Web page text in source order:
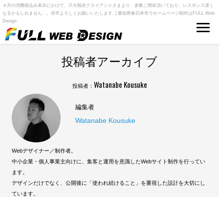
４月の消費税込み表示にかけて、只今既存クライアントさまより、多数ご用命頂いており、レスポンス遅く
なるかもしれません、。何卒よろしくお願いいたします. | 愛知県春日井市でホームページ制作はFULL Web
Design
投稿者アーカイブ
投稿者： Watanabe Kousuke
編集者
Watanabe Kousuke
Webデザイナー／制作者。
中小企業・個人事業主向けに、集客と運用を意識したWebサイト制作を行ってい
ます。
デザインだけでなく、公開後に「使われ続けること」を重視した設計を大切にし
ています。